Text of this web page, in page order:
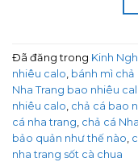
Đã đăng trong Kinh
nhiêu calo bánh mì
Nha Trang bao nhiêu
nhiêu calo chả cá bao
cá nha trang chả cá
bảo quản như thế nào
nha trang sốt cà chua